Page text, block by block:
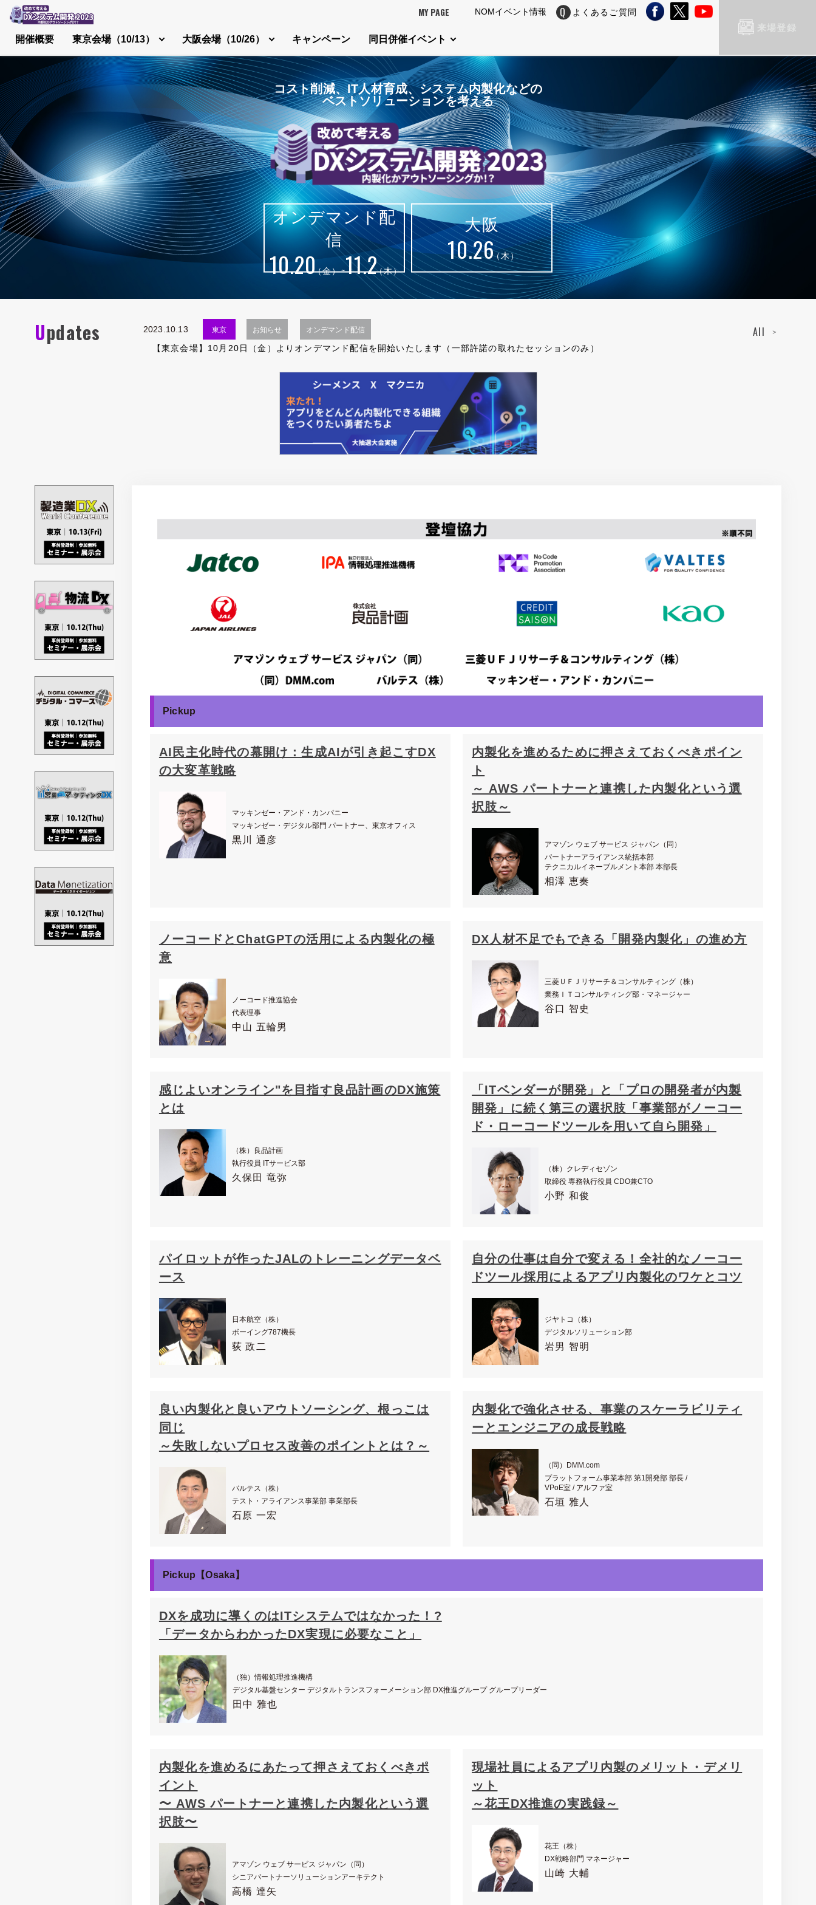
MY PAGE NOMイベント情報 よくあるご質問
開催概要
東京会場（10/13） 大阪会場（10/26） キャンペーン 同日併催イベント
コスト削減、IT人材育成、システム内製化などの
ベストソリューションを考える
オンデマンド配
信
10.20（金）~11.2（木）
大阪
10.26（木）
Updates 2023.10.13 東京 お知らせ オンデマンド配信
【東京会場】10月20日（金）よりオンデマンド配信を開始いたします（一部許諾の取れたセッションのみ）
2024.07.10 東京 【2024年 夏】DXシステム開発 Expo 2024 東京開催決定！
2023.11.02 お知らせ 本イベントは会期を終了しました。ご参加いただきありがとうございました。
All
Pickup
AI民主化時代の幕開け：生成AIが引き起こすDX
の大変革戦略
マッキンゼー・アンド・カンパニー
マッキンゼー・デジタル部門 パートナー、東京オフィス
黒川 通彦
内製化を進めるために押さえておくべきポイン
ト
～ AWS パートナーと連携した内製化という選
択肢～
アマゾン ウェブ サービス ジャパン（同）
パートナーアライアンス統括本部
テクニカルイネーブルメント本部 本部長
相澤 恵奏
ノーコードとChatGPTの活用による内製化の極
意
ノーコード推進協会
代表理事
中山 五輪男
DX人材不足でもできる「開発内製化」の進め方
三菱ＵＦＪリサーチ＆コンサルティング（株）
業務ＩＴコンサルティング部・マネージャー
谷口 智史
感じよいオンライン"を目指す良品計画のDX施策
とは
（株）良品計画
執行役員 ITサービス部
久保田 竜弥
「ITベンダーが開発」と「プロの開発者が内製
開発」に続く第三の選択肢「事業部がノーコー
ド・ローコードツールを用いて自ら開発」
（株）クレディセゾン
取締役 専務執行役員 CDO兼CTO
小野 和俊
パイロットが作ったJALのトレーニングデータベ
ース
日本航空（株）
ボーイング787機長
荻 政二
自分の仕事は自分で変える！全社的なノーコー
ドツール採用によるアプリ内製化のワケとコツ
ジヤトコ（株）
デジタルソリューション部
岩男 智明
良い内製化と良いアウトソーシング、根っこは
同じ
～失敗しないプロセス改善のポイントとは？～
バルテス（株）
テスト・アライアンス事業部 事業部長
石原 一宏
内製化で強化させる、事業のスケーラビリティ
ーとエンジニアの成長戦略
（同）DMM.com
プラットフォーム事業本部 第1開発部 部長 /
VPoE室 / アルファ室
石垣 雅人
Pickup【Osaka】
DXを成功に導くのはITシステムではなかった！?
「データからわかったDX実現に必要なこと」
（独）情報処理推進機構
デジタル基盤センター デジタルトランスフォーメーション部 DX推進グループ グループリーダー
田中 雅也
内製化を進めるにあたって押さえておくべきポ
イント
〜 AWS パートナーと連携した内製化という選
択肢〜
アマゾン ウェブ サービス ジャパン（同）
シニアパートナーソリューションアーキテクト
高橋 達矢
現場社員によるアプリ内製のメリット・デメリ
ット
～花王DX推進の実践録～
花王（株）
DX戦略部門 マネージャー
山崎 大輔